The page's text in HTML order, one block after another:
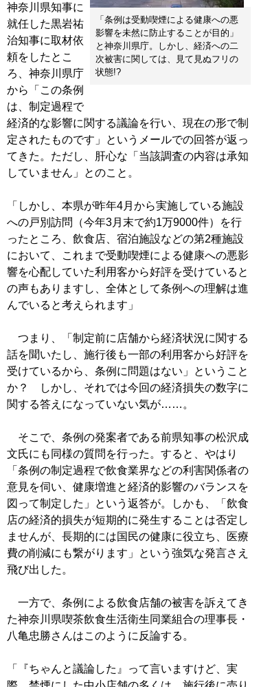
「条例は受動喫煙による健康への悪
影響を未然に防止することが目的」
と神奈川県庁。しかし、経済への二
次被害に関しては、見て見ぬフリの
状態!?
神奈川県知事に
就任した黒岩祐
治知事に取材依
頼をしたとこ
ろ、神奈川県庁
から「この条例
は、制定過程で
経済的な影響に関する議論を行い、現在の形で制
定されたものです」というメールでの回答が返っ
てきた。ただし、肝心な「当該調査の内容は承知
していません」とのこと。
「しかし、本県が昨年4月から実施している施設
への戸別訪問（今年3月末で約1万9000件）を行
ったところ、飲食店、宿泊施設などの第2種施設
において、これまで受動喫煙による健康への悪影
響を心配していた利用客から好評を受けていると
の声もありますし、全体として条例への理解は進
んでいると考えられます」
つまり、「制定前に店舗から経済状況に関する
話を聞いたし、施行後も一部の利用客から好評を
受けているから、条例に問題はない」ということ
か？ しかし、それでは今回の経済損失の数字に
関する答えになっていない気が……。
そこで、条例の発案者である前県知事の松沢成
文氏にも同様の質問を行った。すると、やはり
「条例の制定過程で飲食業界などの利害関係者の
意見を伺い、健康増進と経済的影響のバランスを
図って制定した」という返答が。しかも、「飲食
店の経済的損失が短期的に発生することは否定し
ませんが、長期的には国民の健康に役立ち、医療
費の削減にも繋がります」という強気な発言さえ
飛び出した。
一方で、条例による飲食店舗の被害を訴えてき
た神奈川県喫茶飲食生活衛生同業組合の理事長・
八亀忠勝さんはこのように反論する。
「『ちゃんと議論した』って言いますけど、実